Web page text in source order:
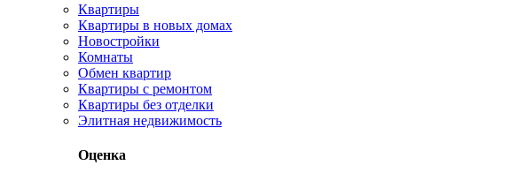
Квартиры
Квартиры в новых домах
Новостройки
Комнаты
Обмен квартир
Квартиры с ремонтом
Квартиры без отделки
Элитная недвижимость
Оценка